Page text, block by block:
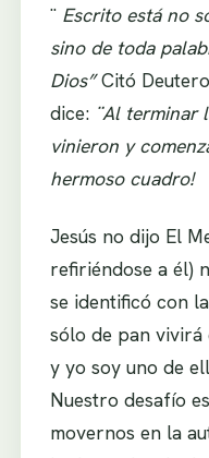
¨Escrito está no
sino de toda
Dios”Citó
dice: ¨Al terminar
vinieron y
hermoso cuadro!
Jesús no dijo El
refiriéndose a él)
se identificó con
sólo de pan vivirá
y yo soy uno de
Nuestro desafío
movernos en la